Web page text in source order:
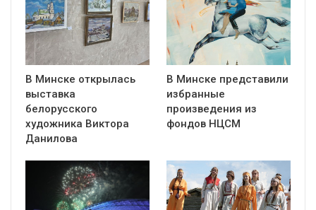
В Минске открылась
выставка
белорусского
художника Виктора
Данилова
В Минске представили
избранные
произведения из
фондов НЦСМ